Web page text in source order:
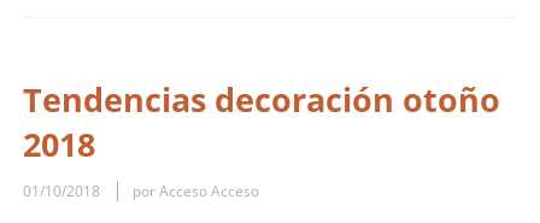
Tendencias decoración otoño
2018
01/10/2018 por Acceso Acceso